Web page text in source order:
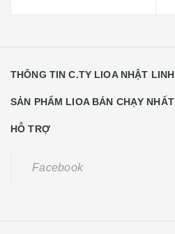
THÔNG TIN C.TY LIOA NHẬT LINH
SẢN PHẨM LIOA BÁN CHẠY NHẤT
HỖ TRỢ
Facebook